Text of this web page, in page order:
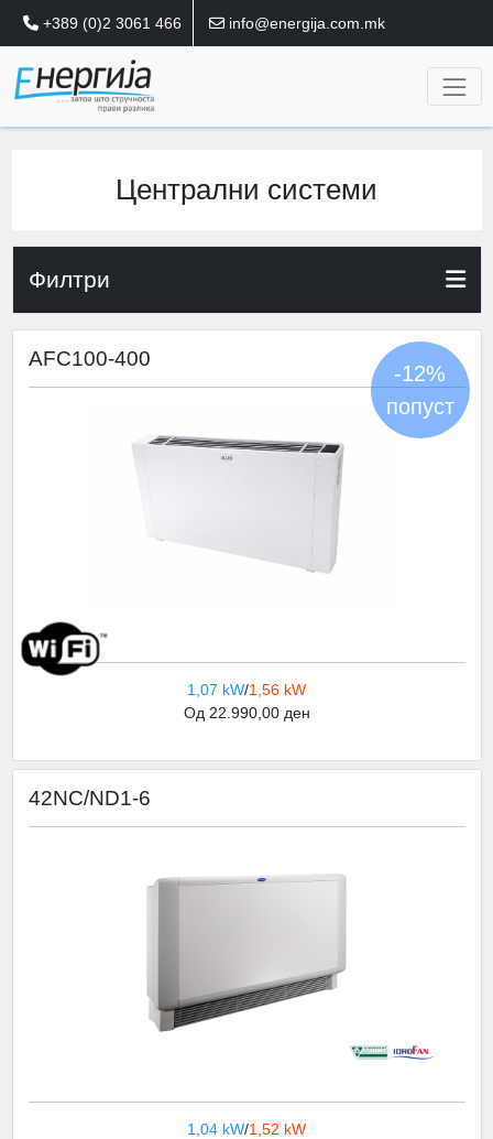
+389 (0)2 3061 466 info@energija.com.mk
Централни системи
Филтри
AFC100-400
-12%
попуст
1,07 kW/1,56 kW
Од 22.990,00 ден
42NC/ND1-6
1,04 kW/1,52 kW